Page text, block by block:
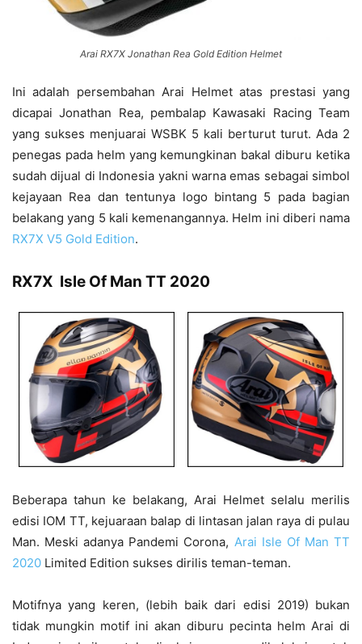
Arai RX7X Jonathan Rea Gold Edition Helmet
Ini adalah persembahan Arai Helmet atas prestasi yang
dicapai Jonathan Rea, pembalap Kawasaki Racing Team
yang sukses menjuarai WSBK 5 kali berturut turut. Ada 2
penegas pada helm yang kemungkinan bakal diburu ketika
sudah dijual di Indonesia yakni warna emas sebagai simbol
kejayaan Rea dan tentunya logo bintang 5 pada bagian
belakang yang 5 kali kemenangannya. Helm ini diberi nama
RX7X V5 Gold Edition.
RX7X Isle Of Man TT 2020
Beberapa tahun ke belakang, Arai Helmet selalu merilis
edisi IOM TT, kejuaraan balap di lintasan jalan raya di pulau
Man. Meski adanya Pandemi Corona, Arai Isle Of Man TT
2020 Limited Edition sukses dirilis teman-teman.
Motifnya yang keren, (lebih baik dari edisi 2019) bukan
tidak mungkin motif ini akan diburu pecinta helm Arai di